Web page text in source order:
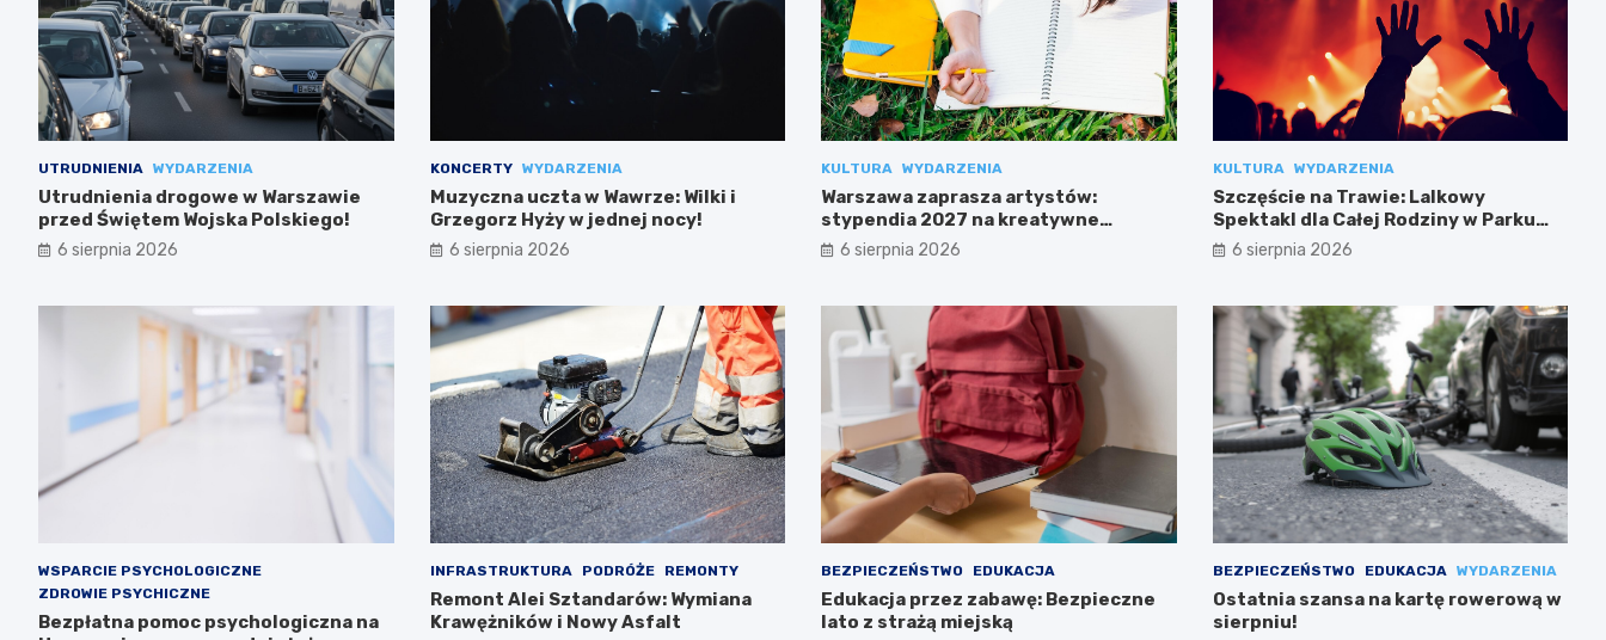
UTRUDNIENIA WYDARZENIA
Utrudnienia drogowe w Warszawie
przed Świętem Wojska Polskiego!
6 sierpnia 2026
KONCERTY WYDARZENIA
Muzyczna uczta w Wawrze: Wilki i
Grzegorz Hyży w jednej nocy!
6 sierpnia 2026
KULTURA WYDARZENIA
Warszawa zaprasza artystów:
stypendia 2027 na kreatywne
projekty!
6 sierpnia 2026
KULTURA WYDARZENIA
Szczęście na Trawie: Lalkowy
Spektakl dla Całej Rodziny w Parku
Przy Bażantarni
6 sierpnia 2026
WSPARCIE PSYCHOLOGICZNE
ZDROWIE PSYCHICZNE
Bezpłatna pomoc psychologiczna na
INFRASTRUKTURA PODRÓŻE REMONTY
Remont Alei Sztandarów: Wymiana
Krawężników i Nowy Asfalt
BEZPIECZEŃSTWO EDUKACJA
Edukacja przez zabawę: Bezpieczne
lato z strażą miejską
BEZPIECZEŃSTWO EDUKACJA WYDARZENIA
Ostatnia szansa na kartę rowerową w
sierpniu!